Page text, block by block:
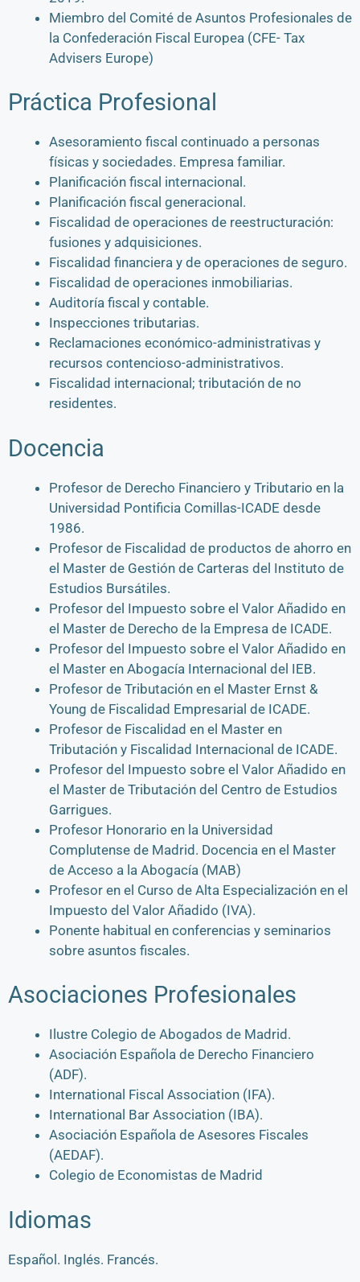
Miembro del Comité de Asuntos Profesionales de
la Confederación Fiscal Europea (CFE- Tax
Advisers Europe)
Práctica Profesional
Asesoramiento fiscal continuado a personas
físicas y sociedades. Empresa familiar.
Planificación fiscal internacional.
Planificación fiscal generacional.
Fiscalidad de operaciones de reestructuración:
fusiones y adquisiciones.
Fiscalidad financiera y de operaciones de seguro.
Fiscalidad de operaciones inmobiliarias.
Auditoría fiscal y contable.
Inspecciones tributarias.
Reclamaciones económico-administrativas y
recursos contencioso-administrativos.
Fiscalidad internacional; tributación de no
residentes.
Docencia
Profesor de Derecho Financiero y Tributario en la
Universidad Pontificia Comillas-ICADE desde
1986.
Profesor de Fiscalidad de productos de ahorro en
el Master de Gestión de Carteras del Instituto de
Estudios Bursátiles.
Profesor del Impuesto sobre el Valor Añadido en
el Master de Derecho de la Empresa de ICADE.
Profesor del Impuesto sobre el Valor Añadido en
el Master en Abogacía Internacional del IEB.
Profesor de Tributación en el Master Ernst &
Young de Fiscalidad Empresarial de ICADE.
Profesor de Fiscalidad en el Master en
Tributación y Fiscalidad Internacional de ICADE.
Profesor del Impuesto sobre el Valor Añadido en
el Master de Tributación del Centro de Estudios
Garrigues.
Profesor Honorario en la Universidad
Complutense de Madrid. Docencia en el Master
de Acceso a la Abogacía (MAB)
Profesor en el Curso de Alta Especialización en el
Impuesto del Valor Añadido (IVA).
Ponente habitual en conferencias y seminarios
sobre asuntos fiscales.
Asociaciones Profesionales
Ilustre Colegio de Abogados de Madrid.
Asociación Española de Derecho Financiero
(ADF).
International Fiscal Association (IFA).
International Bar Association (IBA).
Asociación Española de Asesores Fiscales
(AEDAF).
Colegio de Economistas de Madrid
Idiomas
Español. Inglés. Francés.